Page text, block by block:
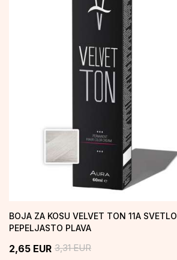
BOJA ZA KOSU VELVET TON 11A SVETLO
PEPELJASTO PLAVA
2,65 EUR 3,31EUR